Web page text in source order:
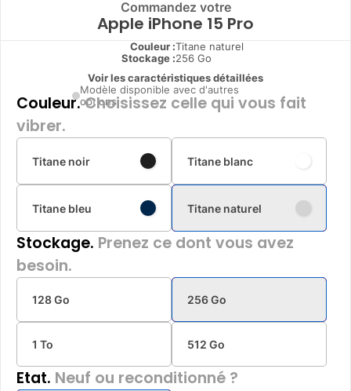
Commandez votre
Apple iPhone 15 Pro
Couleur :Titane naturel
Stockage :256 Go
Voir les caractéristiques détaillées
Modèle disponible avec d'autres
options
Couleur.Choisissez celle qui vous fait
vibrer.
Titane noir Titane blanc
Titane bleu Titane naturel
Stockage. Prenez ce dont vous avez
besoin.
128 Go 256 Go
1 To 512 Go
Etat. Neuf ou reconditionné ?